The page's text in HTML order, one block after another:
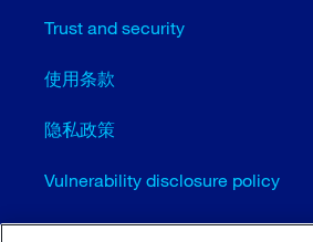
Trust and security
使用条款
隐私政策
Vulnerability disclosure policy
Cookie settings (EN)